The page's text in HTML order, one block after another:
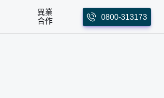
異業
合作
0800-313173